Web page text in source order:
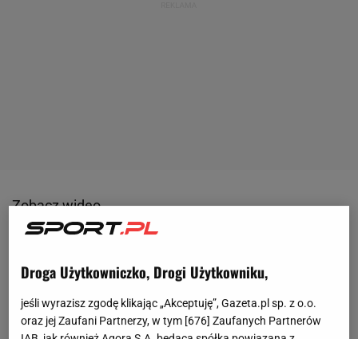
Zobacz wideo
potwierdził transfer Nicoli Zalewskiego z Romy.
Polak został wypożyczony do końca sezonu 24/25, a
Inter ma opcję wykupu za 6,5 mln euro. W klubie
Droga Użytkowniczko, Drogi Użytkowniku,
jeśli wyrazisz zgodę klikając „Akceptuję”, Gazeta.pl sp. z o.o.
oraz jej Zaufani Partnerzy, w tym [676] Zaufanych Partnerów